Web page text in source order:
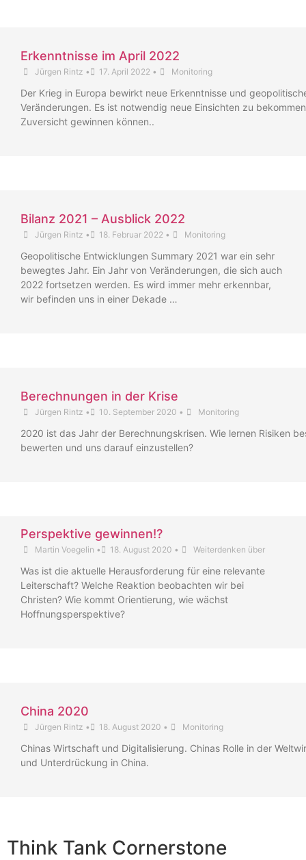
Erkenntnisse im April 2022
Jürgen Rintz • 17. April 2022 • Monitoring
Der Krieg in Europa bewirkt neue Erkenntnisse und
Veränderungen. Es ist notwendig neue Einsichten zu
Zuversicht gewinnen können..
Bilanz 2021 – Ausblick 2022
Jürgen Rintz • 18. Februar 2022 • Monitoring
Geopolitische Entwicklungen Summary 2021 war ein sehr
bewegtes Jahr. Ein Jahr von Veränderungen, die sich auch
2022 fortsetzen werden. Es wird immer mehr erkennbar,
wir befinden uns in einer Dekade …
Berechnungen in der Krise
Jürgen Rintz • 10. September 2020 • Monitoring
2020 ist das Jahr der Berechnungskrisen. Wie lernen Risiken
bewerten und uns darauf einzustellen?
Perspektive gewinnen!?
Martin Voegelin • 18. August 2020 • Weiterdenken über
Was ist die aktuelle Herausforderung für eine relevante
Leiterschaft? Welche Reaktion beobachten wir bei
Christen? Wie kommt Orientierung, wie wächst
Hoffnungsperspektive?
China 2020
Jürgen Rintz • 18. August 2020 • Monitoring
Chinas Wirtschaft und Digitalisierung. Chinas Rolle in der
und Unterdrückung in China.
Think Tank Cornerstone